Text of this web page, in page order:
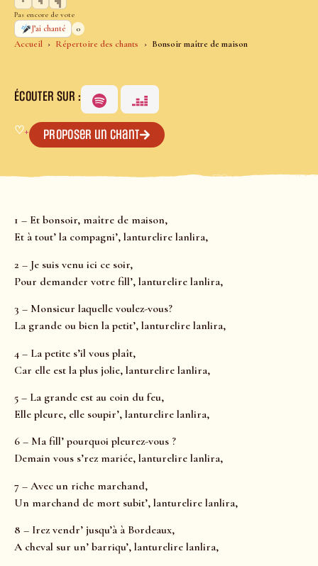
Accueil Répertoire des chants Bonsoir maître de maison
Pas encore de vote
J’ai chanté
0
ÉCOUTER SUR :
♡+ Proposer un chant
1 – Et bonsoir, maître de maison,
Et à tout’ la compagni’, lanturelire lanlira,
2 – Je suis venu ici ce soir,
Pour demander votre fill’, lanturelire lanlira,
3 – Monsieur laquelle voulez-vous?
La grande ou bien la petit’, lanturelire lanlira,
4 – La petite s’il vous plaît,
Car elle est la plus jolie, lanturelire lanlira,
5 – La grande est au coin du feu,
Elle pleure, elle soupir’, lanturelire lanlira,
6 – Ma fill’ pourquoi pleurez-vous ?
Demain vous s’rez mariée, lanturelire lanlira,
7 – Avec un riche marchand,
Un marchand de mort subit’, lanturelire lanlira,
8 – Irez vendr’ jusqu’à à Bordeaux,
A cheval sur un’ barriqu’, lanturelire lanlira,